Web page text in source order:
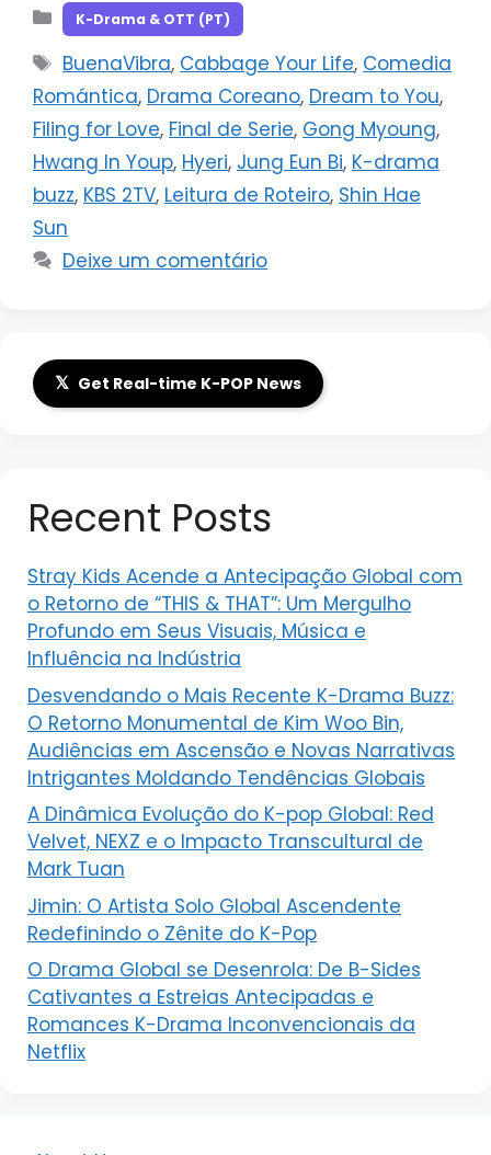
Categorias
K-Drama & OTT (PT)
Tags
BuenaVibra, Cabbage Your Life, Comedia
Romántica, Drama Coreano, Dream to You,
Filing for Love, Final de Serie, Gong Myoung,
Hwang In Youp, Hyeri, Jung Eun Bi, K-drama
buzz, KBS 2TV, Leitura de Roteiro, Shin Hae
Sun
Deixe um comentário
𝕏 Get Real-time K-POP News
Recent Posts
Stray Kids Acende a Antecipação Global com
o Retorno de “THIS & THAT”: Um Mergulho
Profundo em Seus Visuais, Música e
Influência na Indústria
Desvendando o Mais Recente K-Drama Buzz:
O Retorno Monumental de Kim Woo Bin,
Audiências em Ascensão e Novas Narrativas
Intrigantes Moldando Tendências Globais
A Dinâmica Evolução do K-pop Global: Red
Velvet, NEXZ e o Impacto Transcultural de
Mark Tuan
Jimin: O Artista Solo Global Ascendente
Redefinindo o Zênite do K-Pop
O Drama Global se Desenrola: De B-Sides
Cativantes a Estreias Antecipadas e
Romances K-Drama Inconvencionais da
Netflix